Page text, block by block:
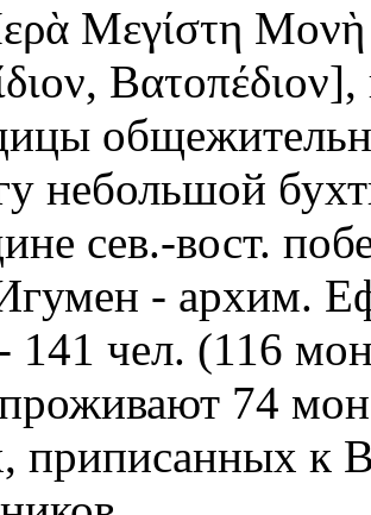
Μεγίστη
небольшой
сев.-вост.
- архим.
141 чел. (116
74
приписанных к